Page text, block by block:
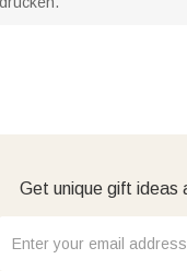
Get unique gift ideas